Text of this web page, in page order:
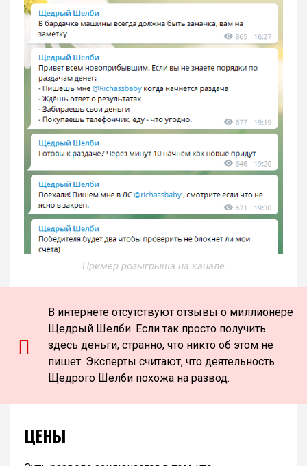
Пример розыгрыша на канале
В интернете отсутствуют отзывы о миллионере
Щедрый Шелби. Если так просто получить
здесь деньги, странно, что никто об этом не
пишет. Эксперты считают, что деятельность
Щедрого Шелби похожа на развод.
ЦЕНЫ